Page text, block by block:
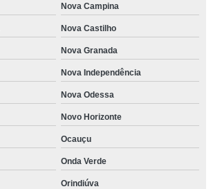
Nova Campina
Nova Castilho
Nova Granada
Nova Independência
Nova Odessa
Novo Horizonte
Ocauçu
Onda Verde
Orindiúva